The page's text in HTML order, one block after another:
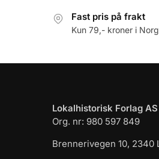
Fast pris på frakt
Kun 79,- kroner i
Lokalhistorisk Forlag AS
Org. nr: 980 597 849
Brennerivegen 10, 2340